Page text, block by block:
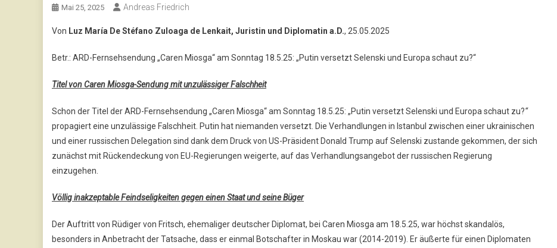
Mai 25, 2025 Andreas Friedrich
Von Luz María De Stéfano Zuloaga de Lenkait, Juristin und Diplomatin a.D., 25.05.2025
Betr.: ARD-Fernsehsendung „Caren Miosga“ am Sonntag 18.5.25: „Putin versetzt Selenski und Europa schaut zu?“
Titel von Caren Miosga-Sendung mit unzulässiger Falschheit
Schon der Titel der ARD-Fernsehsendung „Caren Miosga“ am Sonntag 18.5.25: „Putin versetzt Selenski und Europa schaut zu?“
propagiert eine unzulässige Falschheit. Putin hat niemanden versetzt. Die Verhandlungen in Istanbul zwischen einer ukrainischen
und einer russischen Delegation sind dank dem Druck von US-Präsident Donald Trump auf Selenski zustande gekommen, der sich
zunächst mit Rückendeckung von EU-Regierungen weigerte, auf das Verhandlungsangebot der russischen Regierung
einzugehen.
Völlig inakzeptable Feindseligkeiten gegen einen Staat und seine Büger
Der Auftritt von Rüdiger von Fritsch, ehemaliger deutscher Diplomat, bei Caren Miosga am 18.5.25, war höchst skandalös,
besonders in Anbetracht der Tatsache, dass er einmal Botschafter in Moskau war (2014-2019). Er äußerte für einen Diplomaten